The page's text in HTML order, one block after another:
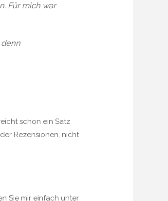
Für mich war
schon ein Satz
Rezensionen, nicht
Sie mir einfach unter